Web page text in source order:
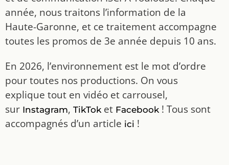
année, nous traitons l’information de la
Haute-Garonne, et ce traitement accompagne
toutes les promos de 3e année depuis 10 ans.
En 2026, l’environnement est le mot d’ordre
pour toutes nos productions. On vous
explique tout en vidéo et carrousel,
sur Instagram, TikToket Facebook! Tous sont
accompagnés d’un article ici !